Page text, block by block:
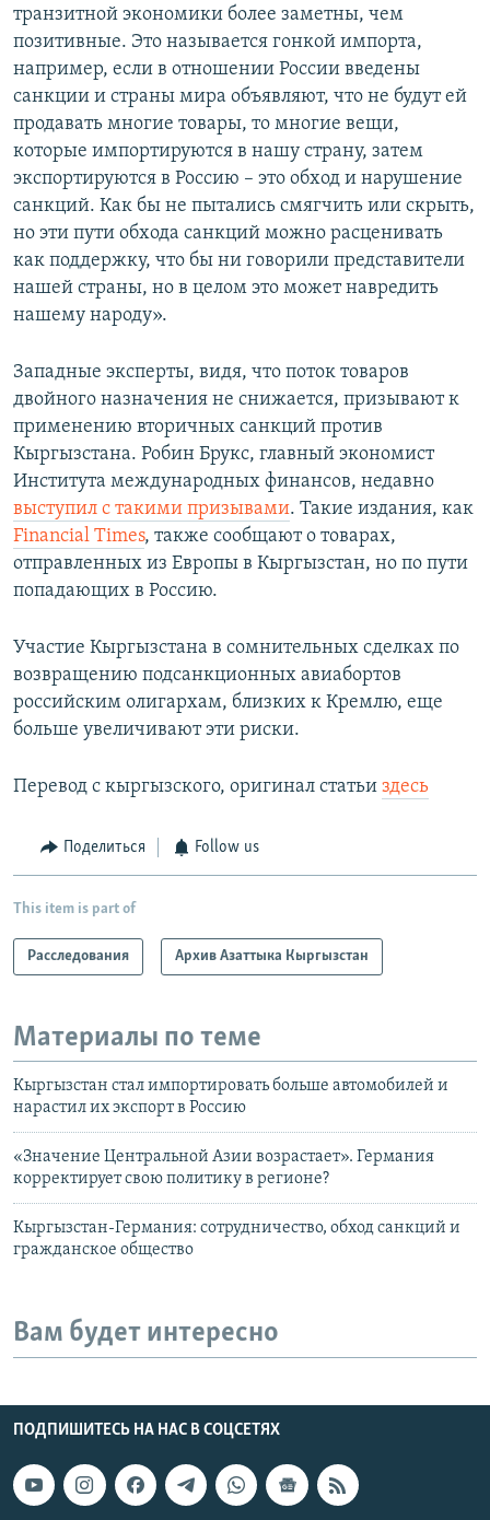
транзитной экономики более заметны, чем
позитивные. Это называется гонкой импорта,
например, если в отношении России введены
санкции и страны мира объявляют, что не будут ей
продавать многие товары, то многие вещи,
которые импортируются в нашу страну, затем
экспортируются в Россию – это обход и нарушение
санкций. Как бы не пытались смягчить или скрыть,
но эти пути обхода санкций можно расценивать
как поддержку, что бы ни говорили представители
нашей страны, но в целом это может навредить
нашему народу».
Западные эксперты, видя, что поток товаров
двойного назначения не снижается, призывают к
применению вторичных санкций против
Кыргызстана. Робин Брукс, главный экономист
Института международных финансов, недавно
выступил с такими призывами. Такие издания, как
Financial Times, также сообщают о товарах,
отправленных из Европы в Кыргызстан, но по пути
попадающих в Россию.
Участие Кыргызстана в сомнительных сделках по
возвращению подсанкционных авиабортов
российским олигархам, близких к Кремлю, еще
больше увеличивают эти риски.
Перевод с кыргызского, оригинал статьи здесь
Поделиться Follow us
This item is part of
Расследования Архив Азаттыка Кыргызстан
Материалы по теме
Кыргызстан стал импортировать больше автомобилей и
нарастил их экспорт в Россию
«Значение Центральной Азии возрастает». Германия
корректирует свою политику в регионе?
Кыргызстан-Германия: сотрудничество, обход санкций и
гражданское общество
Вам будет интересно
ПОДПИШИТЕСЬ НА НАС В СОЦСЕТЯХ